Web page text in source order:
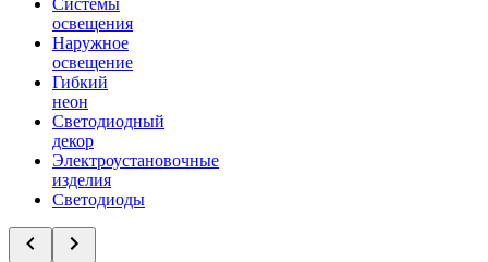
Системы
освещения
Наружное
освещение
Гибкий
неон
Светодиодный
декор
Электроустановочные
изделия
Светодиоды